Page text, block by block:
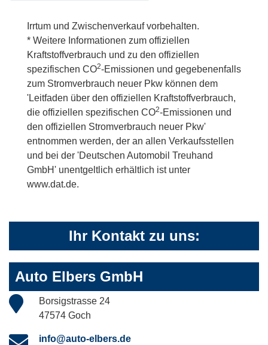
Irrtum und Zwischenverkauf vorbehalten.
* Weitere Informationen zum offiziellen
Kraftstoffverbrauch und zu den offiziellen
spezifischen CO2-Emissionen und gegebenenfalls
zum Stromverbrauch neuer Pkw können dem
'Leitfaden über den offiziellen Kraftstoffverbrauch,
die offiziellen spezifischen CO2-Emissionen und
den offiziellen Stromverbrauch neuer Pkw'
entnommen werden, der an allen Verkaufsstellen
und bei der 'Deutschen Automobil Treuhand
GmbH' unentgeltlich erhältlich ist unter
www.dat.de.
Ihr Kontakt zu uns:
Auto Elbers GmbH
Borsigstrasse 24
47574 Goch
info@auto-elbers.de